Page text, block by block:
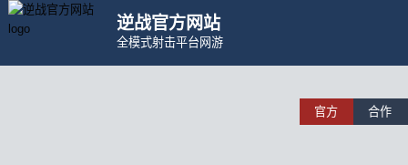
逆战官方网站
全模式射击平台网游
官方 合作